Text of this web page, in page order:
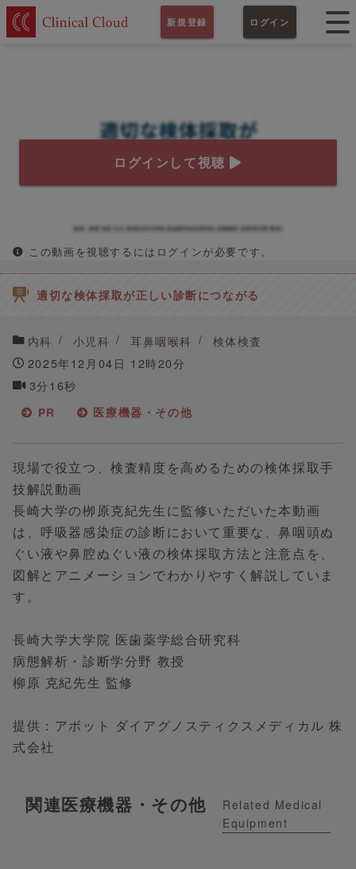
新規登録 ログイン
ログインして視聴
この動画を視聴するにはログインが必要です。
適切な検体採取が正しい診断につながる
内科 小児科 耳鼻咽喉科
検体検査
2025年12月04日 12時20分
3分16秒
PR 医療機器・その他
現場で役立つ、検査精度を高めるための検体採取手
技解説動画
長崎大学の栁原克紀先生に監修いただいた本動画
は、呼吸器感染症の診断において重要な、鼻咽頭ぬ
ぐい液や鼻腔ぬぐい液の検体採取方法と注意点を、
図解とアニメーションでわかりやすく解説していま
す。
長崎大学大学院 医歯薬学総合研究科
病態解析・診断学分野 教授
柳原 克紀先生 監修
提供：アボット ダイアグノスティクスメディカル 株
式会社
関連医療機器・その他
Related Medical
Equipment